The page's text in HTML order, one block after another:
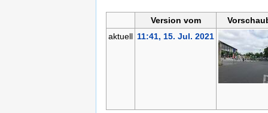
Version vom
aktuell 11:41, 15. Jul. 2021